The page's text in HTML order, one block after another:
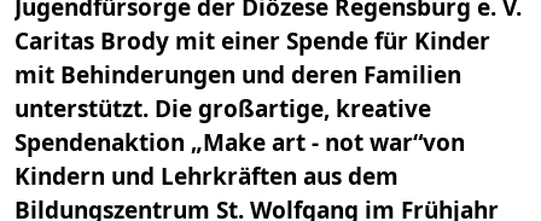
Jugendfürsorge der Diözese Regensburg e. V.
Caritas Brody mit einer Spende für Kinder
mit Behinderungen und deren Familien
unterstützt. Die großartige, kreative
Spendenaktion „Make art - not war“von
Kindern und Lehrkräften aus dem
Bildungszentrum St. Wolfgang im Frühjahr